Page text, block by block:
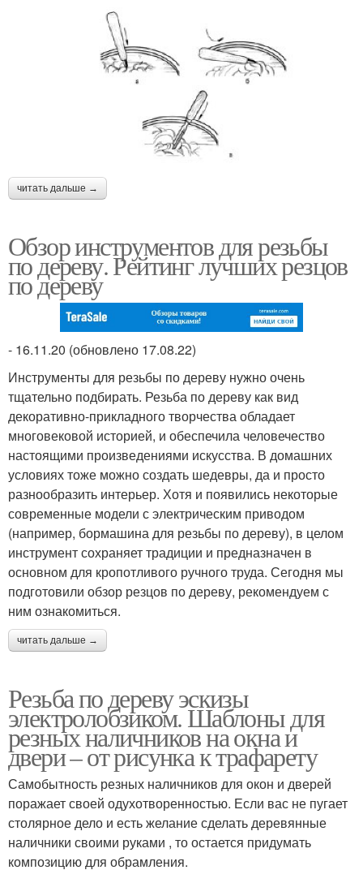
читать дальше →
Обзор инструментов для резьбы
по дереву. Рейтинг лучших резцов
по дереву
- 16.11.20 (обновлено 17.08.22)
Инструменты для резьбы по дереву нужно очень
тщательно подбирать. Резьба по дереву как вид
декоративно-прикладного творчества обладает
многовековой историей, и обеспечила человечество
настоящими произведениями искусства. В домашних
условиях тоже можно создать шедевры, да и просто
разнообразить интерьер. Хотя и появились некоторые
современные модели с электрическим приводом
(например, бормашина для резьбы по дереву), в целом
инструмент сохраняет традиции и предназначен в
основном для кропотливого ручного труда. Сегодня мы
подготовили обзор резцов по дереву, рекомендуем с
ним ознакомиться.
читать дальше →
Резьба по дереву эскизы
электролобзиком. Шаблоны для
резных наличников на окна и
двери – от рисунка к трафарету
Самобытность резных наличников для окон и дверей
поражает своей одухотворенностью. Если вас не пугает
столярное дело и есть желание сделать деревянные
наличники своими руками , то остается придумать
композицию для обрамления.